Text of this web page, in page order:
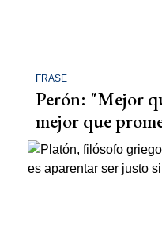
FRASE
Perón: "Mejor
mejor que